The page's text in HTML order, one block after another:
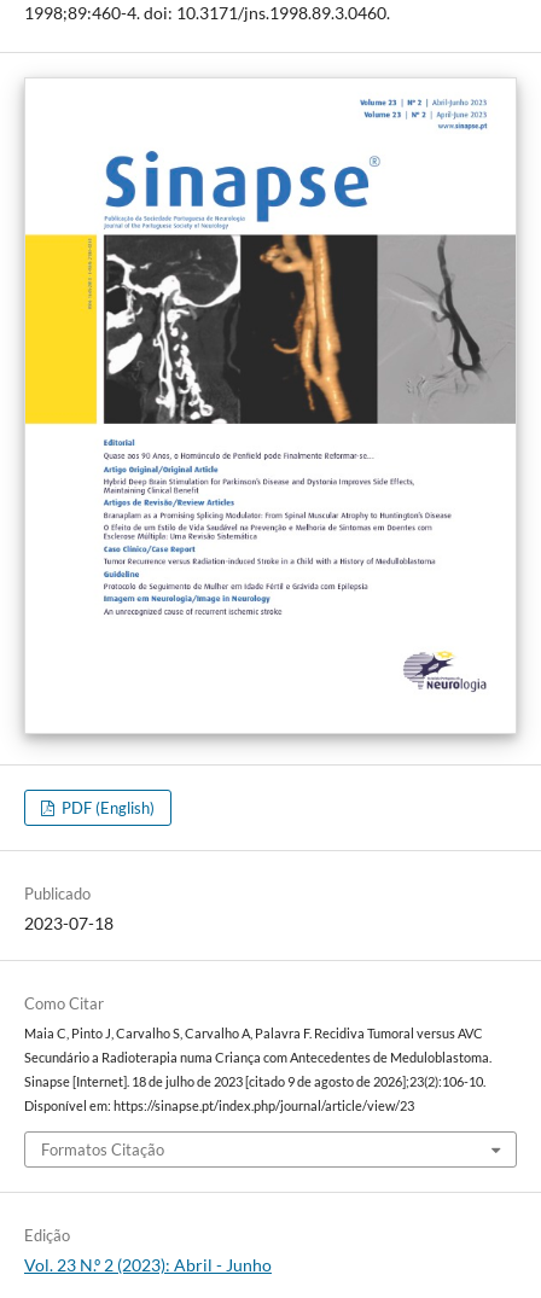
1998;89:460-4. doi: 10.3171/jns.1998.89.3.0460.
PDF (English)
Publicado
2023-07-18
Como Citar
Maia C, Pinto J, Carvalho S, Carvalho A, Palavra F. Recidiva Tumoral versus AVC
Secundário a Radioterapia numa Criança com Antecedentes de Meduloblastoma.
Sinapse [Internet]. 18 de julho de 2023 [citado 9 de agosto de 2026];23(2):106-10.
Disponível em: https://sinapse.pt/index.php/journal/article/view/23
Formatos Citação
Edição
Vol. 23 N.º 2 (2023): Abril - Junho